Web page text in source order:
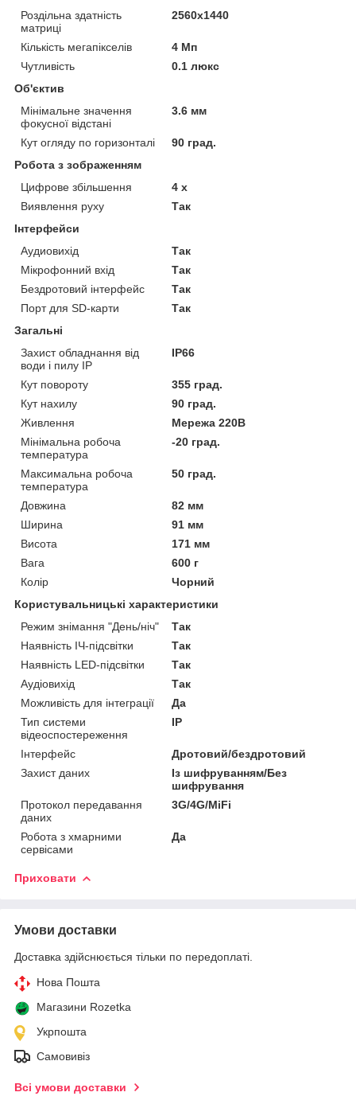
Роздільна здатність
матриці
2560х1440
Кількість мегапікселів
4 Мп
Чутливість
0.1 люкс
Об'єктив
Мінімальне значення
фокусної відстані
3.6 мм
Кут огляду по горизонталі
90 град.
Робота з зображенням
Цифрове збільшення
4 х
Виявлення руху
Так
Інтерфейси
Аудиовихід
Так
Мікрофонний вхід
Так
Бездротовий інтерфейс
Так
Порт для SD-карти
Так
Загальні
Захист обладнання від
води і пилу IP
IP66
Кут повороту
355 град.
Кут нахилу
90 град.
Живлення
Мережа 220В
Мінімальна робоча
температура
-20 град.
Максимальна робоча
температура
50 град.
Довжина
82 мм
Ширина
91 мм
Висота
171 мм
Вага
600 г
Колір
Чорний
Користувальницькі характеристики
Режим знімання "День/ніч"
Так
Наявність ІЧ-підсвітки
Так
Наявність LED-підсвітки
Так
Аудіовихід
Так
Можливість для інтеграції
Да
Тип системи
відеоспостереження
IP
Інтерфейс
Дротовий/бездротовий
Захист даних
Із шифруванням/Без
шифрування
Протокол передавання
даних
3G/4G/MiFi
Робота з хмарними
сервісами
Да
Приховати
Умови доставки
Доставка здійснюється тільки по передоплаті.
Нова Пошта
Магазини Rozetka
Укрпошта
Самовивіз
Всі умови доставки